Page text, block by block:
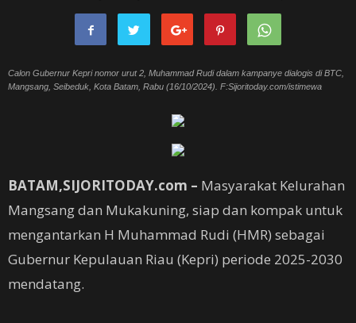
Calon Gubernur Kepri nomor urut 2, Muhammad Rudi dalam kampanye dialogis di BTC,
Mangsang, Seibeduk, Kota Batam, Rabu (16/10/2024). F:Sijoritoday.com/istimewa
BATAM,SIJORITODAY.com – Masyarakat Kelurahan
Mangsang dan Mukakuning, siap dan kompak untuk
mengantarkan H Muhammad Rudi (HMR) sebagai
Gubernur Kepulauan Riau (Kepri) periode 2025-2030
mendatang.